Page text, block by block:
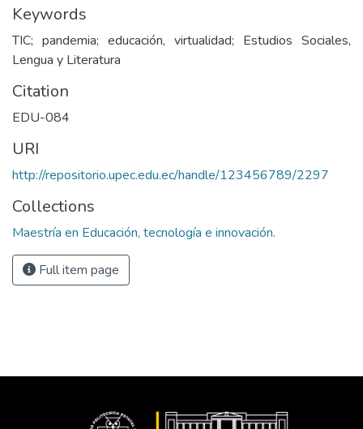
Keywords
TIC; pandemia; educación, virtualidad; Estudios Sociales,
Lengua y Literatura
Citation
EDU-084
URI
http://repositorio.upec.edu.ec/handle/123456789/2297
Collections
Maestría en Educación, tecnología e innovación.
Full item page